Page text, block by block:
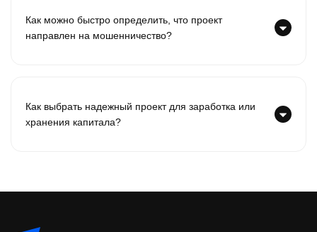
Как можно быстро определить, что проект
направлен на мошенничество?
Как выбрать надежный проект для заработка или
хранения капитала?